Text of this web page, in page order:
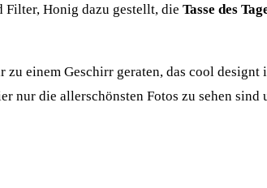
Filter, Honig dazu gestellt, die Tasse des
einem Geschirr geraten, das cool designt
nur die allerschönsten Fotos zu sehen